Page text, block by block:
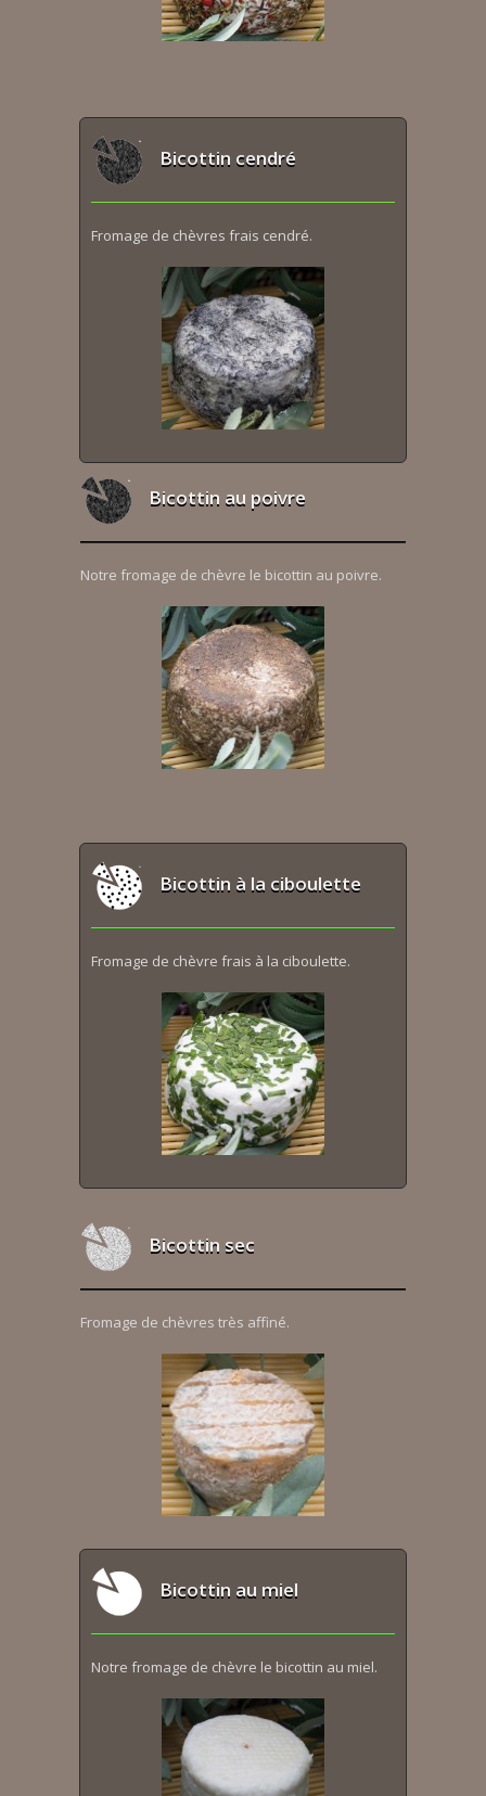
Bicottin cendré
Fromage de chèvres frais cendré.
Bicottin au poivre
Notre fromage de chèvre le bicottin au poivre.
Bicottin à la ciboulette
Fromage de chèvre frais à la ciboulette.
Bicottin sec
Fromage de chèvres très affiné.
Bicottin au miel
Notre fromage de chèvre le bicottin au miel.